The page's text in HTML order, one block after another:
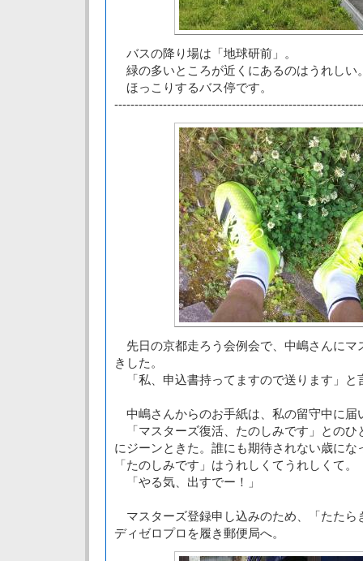
バスの降り場は「地球研前」。
緑の多いところが近くにあるのはうれしい
ほっこりするバス停です。
先日の京都走ろう会例会で、中嶋さんにマ
きした。
「私、申込書持ってますので送ります」と
中嶋さんからのお手紙は、私の留守中に届
「マスターズ復活、たのしみです」とのひ
にジーンときた。誰にも期待されない歳に
「たのしみです」はうれしくてうれしくて。
「やる気、出すでー！」
マスターズ登録申し込みのため、「たたら
ディゼロプロを履き郵便局へ。